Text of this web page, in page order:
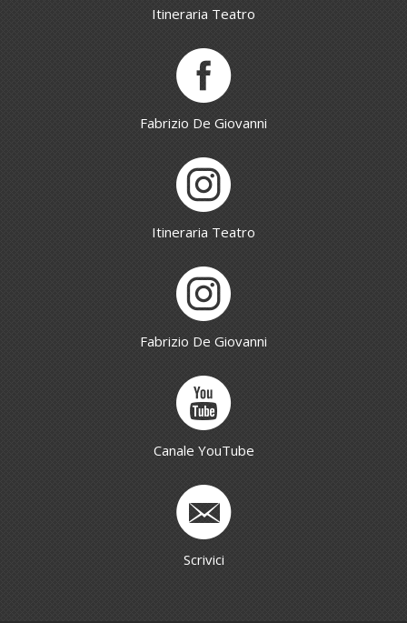
Itineraria Teatro
Fabrizio De Giovanni
Itineraria Teatro
Fabrizio De Giovanni
Canale YouTube
Scrivici